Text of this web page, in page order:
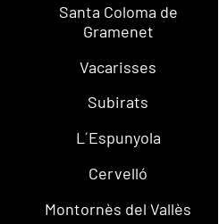
Santa Coloma de
Gramenet
Vacarisses
Subirats
L´Espunyola
Cervelló
Montornès del Vallès